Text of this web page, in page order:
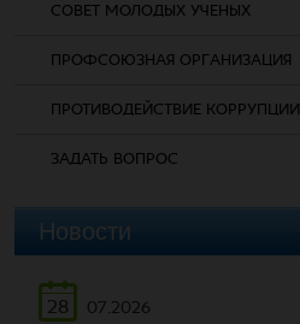
СОВЕТ МОЛОДЫХ УЧЕНЫХ
ПРОФСОЮЗНАЯ ОРГАНИЗАЦИЯ
ПРОТИВОДЕЙСТВИЕ КОРРУПЦИИ
ЗАДАТЬ ВОПРОС
Новости
28
07.2026